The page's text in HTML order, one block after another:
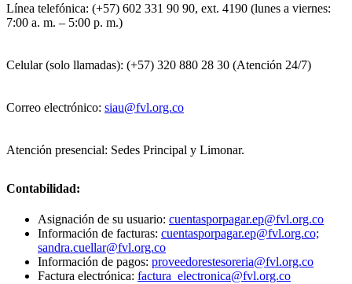
Línea telefónica: (+57) 602 331 90 90, ext. 4190 (lunes a viernes:
7:00 a. m. – 5:00 p. m.)
Celular (solo llamadas): (+57) 320 880 28 30 (Atención 24/7)
Correo electrónico: siau@fvl.org.co
Atención presencial: Sedes Principal y Limonar.
Contabilidad:
Asignación de su usuario: cuentasporpagar.ep@fvl.org.co
Información de facturas: cuentasporpagar.ep@fvl.org.co;
sandra.cuellar@fvl.org.co
Información de pagos: proveedorestesoreria@fvl.org.co
Factura electrónica: factura_electronica@fvl.org.co